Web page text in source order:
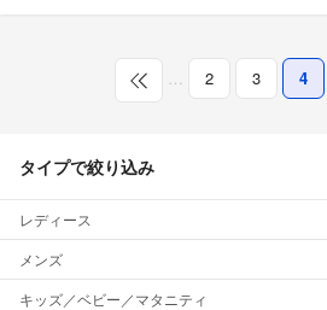
… 2 3 4
タイプで絞り込み
レディース
メンズ
キッズ／ベビー／マタニティ